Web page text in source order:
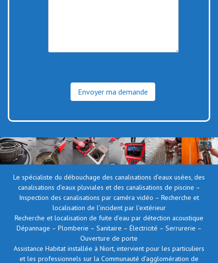
Le spécialiste du débouchage des canalisations d’eaux usées, des
canalisations d’eaux pluviales et des canalisations de piscine –
Inspection des canalisations par caméra vidéo – Recherche et
localisation de l’incident par l’extérieur
Recherche et localisation de fuite d’eau par détection acoustique
Dépannage – Plomberie – Sanitaire – Électricité – Serrurerie –
Ouverture de porte
Assistance Habitat installée à Niort, intervient pour les particuliers
et les professionnels sur la Communauté d’agglomération de